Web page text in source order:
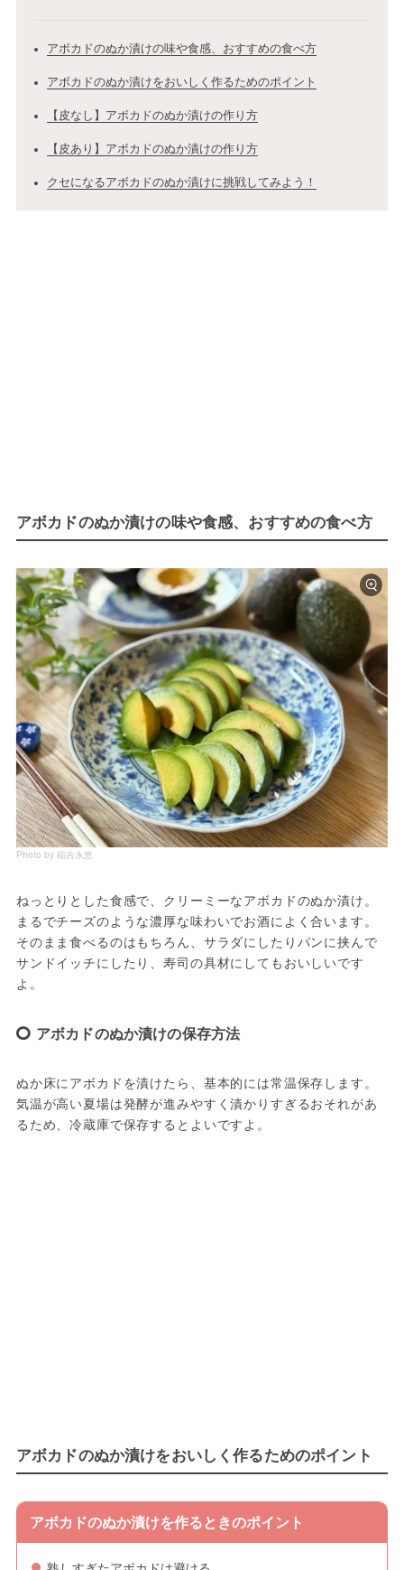
アボカドのぬか漬けの味や食感、おすすめの食べ方
アボカドのぬか漬けをおいしく作るためのポイント
【皮なし】アボカドのぬか漬けの作り方
【皮あり】アボカドのぬか漬けの作り方
クセになるアボカドのぬか漬けに挑戦してみよう！
アボカドのぬか漬けの味や食感、おすすめの食べ方
Photo by 稲吉永恵
ねっとりとした食感で、クリーミーなアボカドのぬか漬け。
まるでチーズのような濃厚な味わいでお酒によく合います。
そのまま食べるのはもちろん、サラダにしたりパンに挟んで
サンドイッチにしたり、寿司の具材にしてもおいしいです
よ。
アボカドのぬか漬けの保存方法
ぬか床にアボカドを漬けたら、基本的には常温保存します。
気温が高い夏場は発酵が進みやすく漬かりすぎるおそれがあ
るため、冷蔵庫で保存するとよいですよ。
アボカドのぬか漬けをおいしく作るためのポイント
アボカドのぬか漬けを作るときのポイント